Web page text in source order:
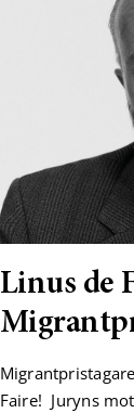
Linus de
Faire! Juryns